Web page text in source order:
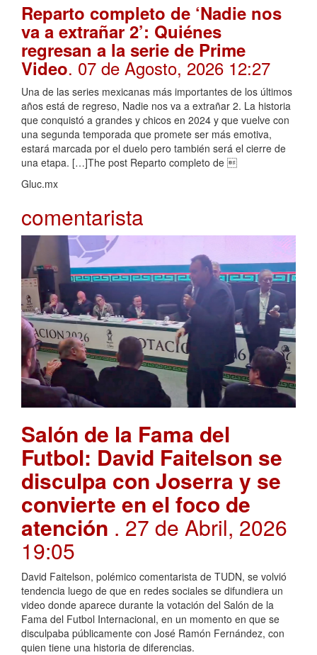
Reparto completo de ‘Nadie nos
va a extrañar 2’: Quiénes
regresan a la serie de Prime
Video. 07 de Agosto, 2026 12:27
Una de las series mexicanas más importantes de los últimos
años está de regreso, Nadie nos va a extrañar 2. La historia
que conquistó a grandes y chicos en 2024 y que vuelve con
una segunda temporada que promete ser más emotiva,
estará marcada por el duelo pero también será el cierre de
una etapa. […]The post Reparto completo de 
Gluc.mx
comentarista
Salón de la Fama del
Futbol: David Faitelson se
disculpa con Joserra y se
convierte en el foco de
atención . 27 de Abril, 2026
19:05
David Faitelson, polémico comentarista de TUDN, se volvió
tendencia luego de que en redes sociales se difundiera un
video donde aparece durante la votación del Salón de la
Fama del Futbol Internacional, en un momento en que se
disculpaba públicamente con José Ramón Fernández, con
quien tiene una historia de diferencias.